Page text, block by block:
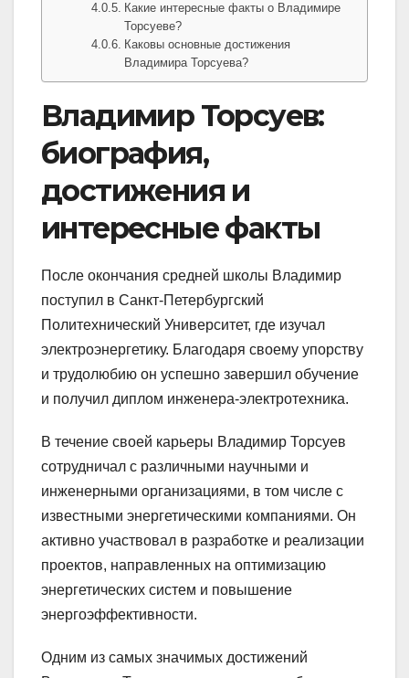
Какие интересные факты о Владимире
Торсуеве?
Каковы основные достижения
Владимира Торсуева?
Владимир Торсуев:
биография,
достижения и
интересные факты
После окончания средней школы Владимир
поступил в Санкт-Петербургский
Политехнический Университет, где изучал
электроэнергетику. Благодаря своему упорству
и трудолюбию он успешно завершил обучение
и получил диплом инженера-электротехника.
В течение своей карьеры Владимир Торсуев
сотрудничал с различными научными и
инженерными организациями, в том числе с
известными энергетическими компаниями. Он
активно участвовал в разработке и реализации
проектов, направленных на оптимизацию
энергетических систем и повышение
энергоэффективности.
Одним из самых значимых достижений